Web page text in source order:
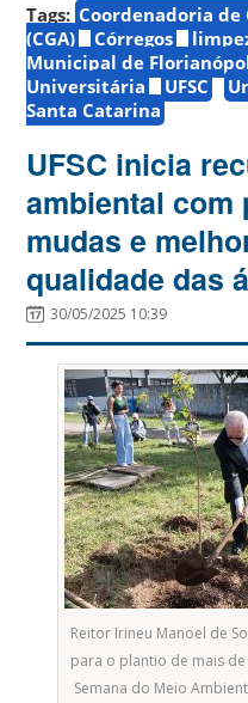
Tags: Coordenadoria
(CGA)
Córregos
Municipal de
Universitária
UFSC
Santa Catarina
UFSC inicia
ambiental com
mudas e
qualidade das
30/05/2025 10:39
Reitor Irineu Manoel de
para o plantio de mais
Semana do Meio